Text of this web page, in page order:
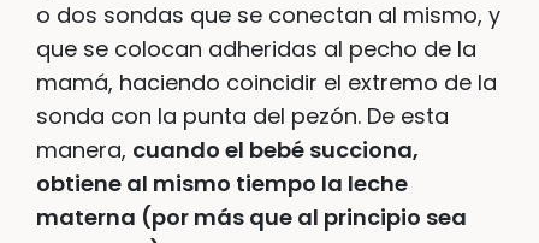
o dos sondas que se conectan al mismo, y
que se colocan adheridas al pecho de la
mamá, haciendo coincidir el extremo de la
sonda con la punta del pezón. De esta
manera, cuando el bebé succiona,
obtiene al mismo tiempo la leche
materna (por más que al principio sea